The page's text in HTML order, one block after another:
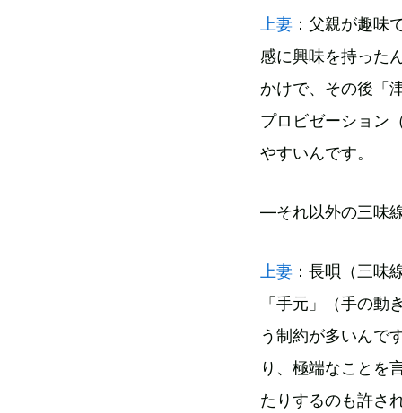
上妻 ：父親が趣味
感に興味を持った
かけで、その後「
プロビゼーション
やすいんです。
―それ以外の三味
上妻 ：長唄（三味
「手元」（手の
う制約が多いんで
り、極端なことを
たりするのも許さ